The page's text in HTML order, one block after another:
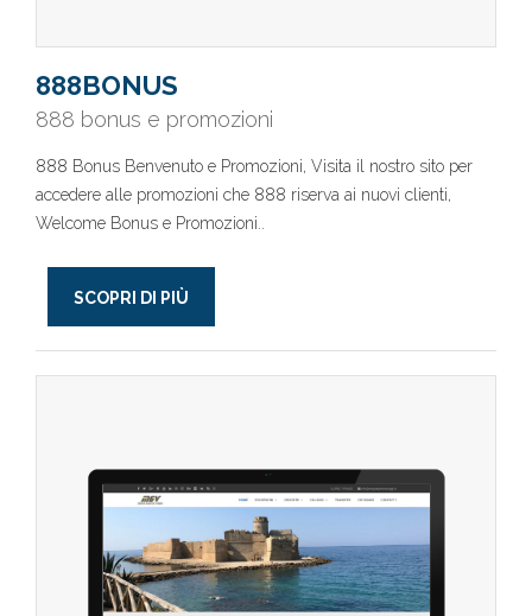
888BONUS
888 bonus e promozioni
888 Bonus Benvenuto e Promozioni, Visita il nostro sito per
accedere alle promozioni che 888 riserva ai nuovi clienti,
Welcome Bonus e Promozioni..
SCOPRI DI PIÙ